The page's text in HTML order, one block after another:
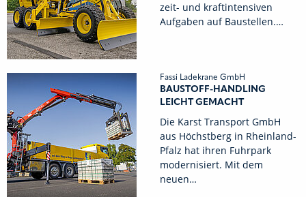
zeit- und kraftintensiven
Aufgaben auf Baustellen.…
Fassi Ladekrane GmbH
BAUSTOFF-HANDLING
LEICHT GEMACHT
Die Karst Transport GmbH
aus Höchstberg in Rheinland-
Pfalz hat ihren Fuhrpark
modernisiert. Mit dem
neuen…